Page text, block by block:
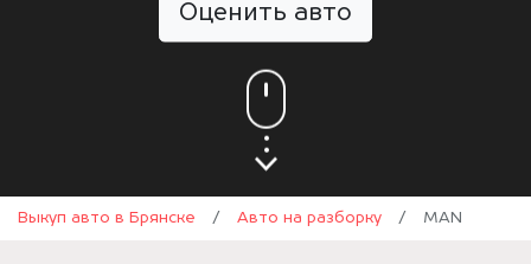
Оценить авто
Выкуп авто в Брянске / Авто на разборку / MAN